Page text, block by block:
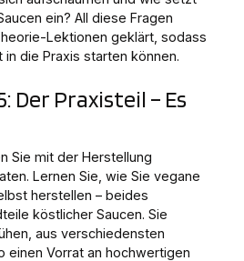
ein? All diese Fragen
Lektionen geklärt, sodass
die Praxis starten können.
Der Praxisteil – Es
Sie mit der Herstellung
Lernen Sie, wie Sie vegane
herstellen – beides
köstlicher Saucen. Sie
aus verschiedensten
einen Vorrat an hochwertigen